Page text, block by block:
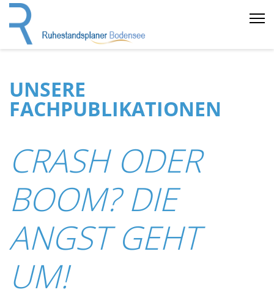
UNSERE
FACHPUBLIKATIONEN
CRASH ODER
BOOM? DIE
ANGST GEHT
UM!